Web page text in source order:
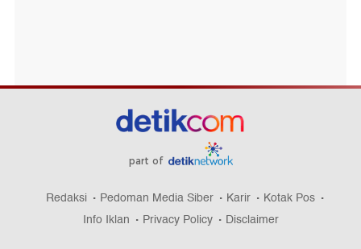
part of
Redaksi Pedoman Media Siber Karir
Kotak Pos
Info Iklan
Privacy Policy Disclaimer